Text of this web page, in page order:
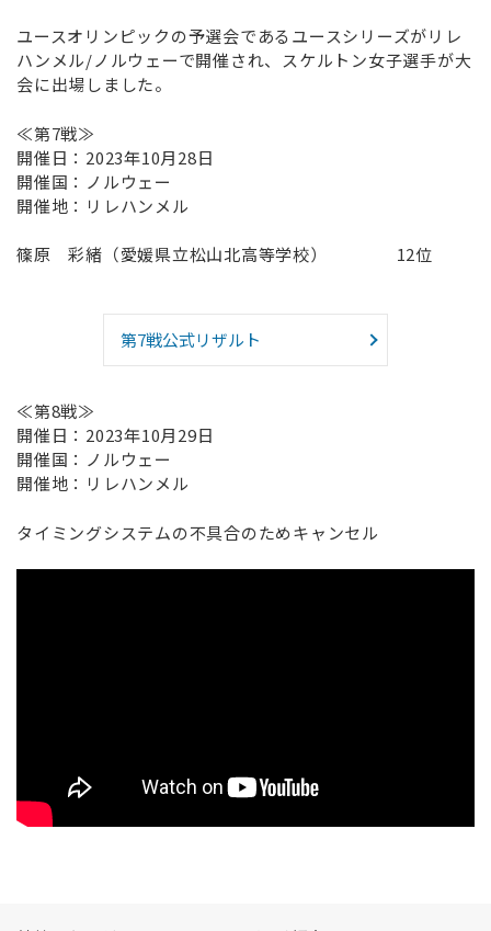
ユースオリンピックの予選会であるユースシリーズがリレ
ハンメル/ノルウェーで開催され、スケルトン女子選手が大
会に出場しました。
≪第7戦≫
開催日：2023年10月28日
開催国：ノルウェー
開催地：リレハンメル
篠原 彩緒（愛媛県立松山北高等学校） 12位
第7戦公式リザルト
≪第8戦≫
開催日：2023年10月29日
開催国：ノルウェー
開催地：リレハンメル
タイミングシステムの不具合のためキャンセル